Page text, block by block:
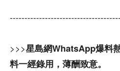
>>>星島網WhatsApp爆料
料一經錄用，薄酬致意。